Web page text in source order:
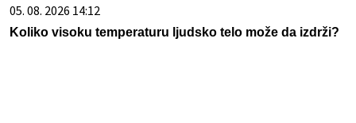
05. 08. 2026 14:12
Koliko visoku temperaturu ljudsko telo može da izdrži?